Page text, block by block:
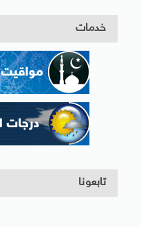
خدمات
تابعونا